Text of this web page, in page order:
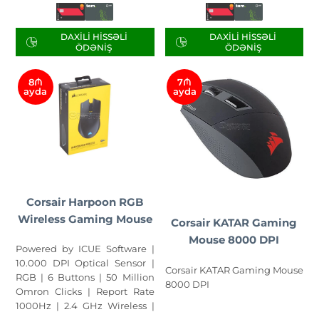
DAXILI HISSƏLI
ÖDƏNIŞ
DAXILI HISSƏLI
ÖDƏNIŞ
8₼
ayda
Corsair Harpoon RGB
Wireless Gaming Mouse
Powered by ICUE Software |
10.000 DPI Optical Sensor |
RGB | 6 Buttons | 50 Million
Omron Clicks | Report Rate
1000Hz | 2.4 GHz Wireless |
7₼
ayda
Corsair KATAR Gaming
Mouse 8000 DPI
Corsair KATAR Gaming Mouse
8000 DPI